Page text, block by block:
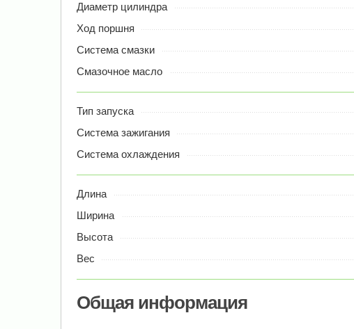
Диаметр цилиндра
Ход поршня
Система смазки
Смазочное масло
Тип запуска
Система зажигания
Система охлаждения
Длина
Ширина
Высота
Вес
Общая информация